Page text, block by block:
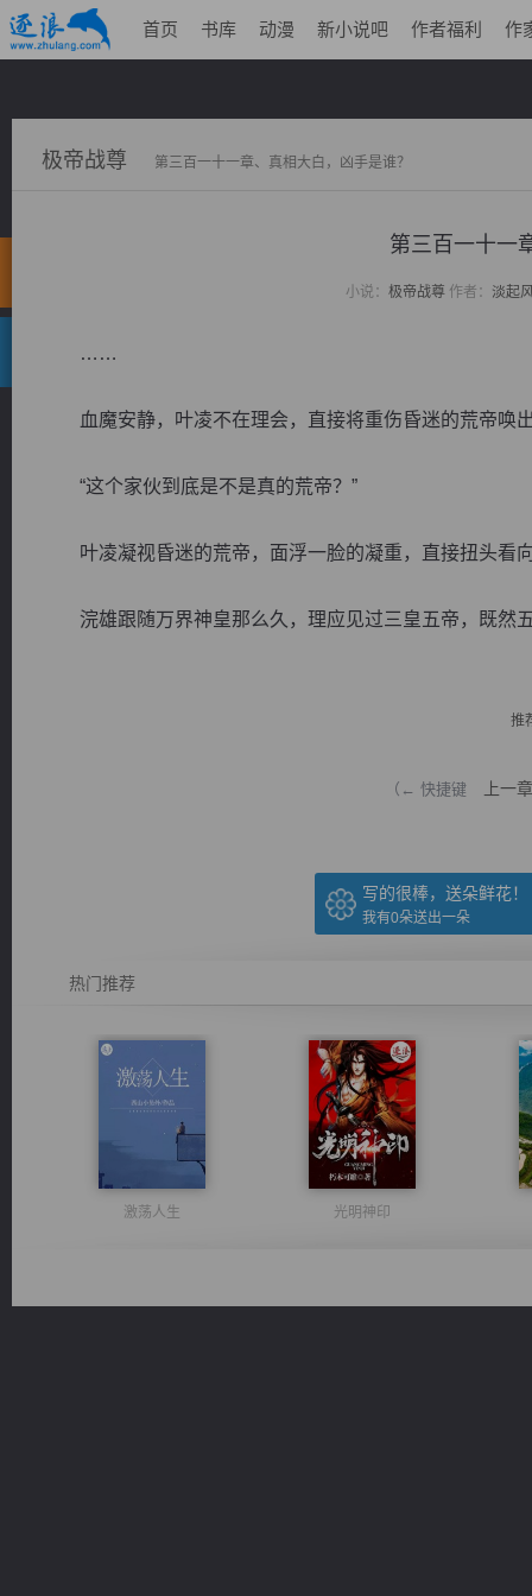
首页 书库 动漫 新小说吧 作者福利 作
极帝战尊 第三百一十一章、真相大白，凶手是谁？
第三百一十一
小说： 极帝战尊作者： 淡起
……
血魔安静，叶凌不在理会，直接将重伤昏迷的荒帝唤
“这个家伙到底是不是真的荒帝？”
叶凌凝视昏迷的荒帝，面浮一脸的凝重，直接扭头看
浣雄跟随万界神皇那么久，理应见过三皇五帝，既然
推
（← 快捷键 上一章
写的很棒，送朵鲜花！
我有0朵送出一朵
热门推荐
激荡人生 光明神印